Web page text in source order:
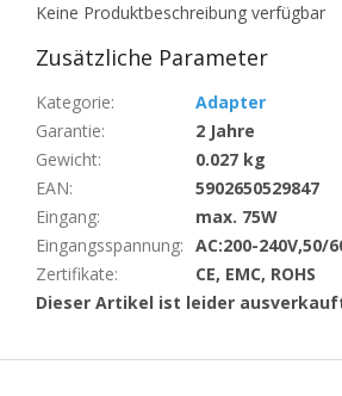
Keine Produktbeschreibung verfügbar
Zusätzliche Parameter
Kategorie:
Adapter
Garantie:
2 Jahre
Gewicht:
0.027 kg
EAN:
5902650529847
Eingang:
max. 75W
Eingangsspannung: AC:200-240V,50/
Zertifikate:
CE, EMC, ROHS
Dieser Artikel ist leider
F